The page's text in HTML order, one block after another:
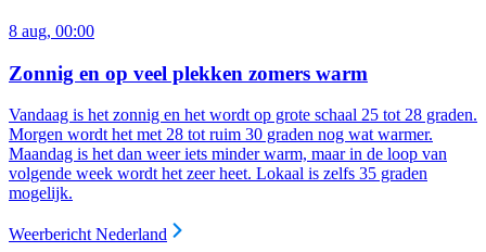
8 aug, 00:00
Zonnig en op veel plekken zomers warm
Vandaag is het zonnig en het wordt op grote schaal 25 tot 28 graden.
Morgen wordt het met 28 tot ruim 30 graden nog wat warmer.
Maandag is het dan weer iets minder warm, maar in de loop van
volgende week wordt het zeer heet. Lokaal is zelfs 35 graden
mogelijk.
Weerbericht Nederland